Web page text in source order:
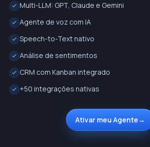
Multi-LLM: GPT, Claude e Gemini
Agente de voz com IA
Speech-to-Text nativo
Análise de sentimentos
CRM com Kanban integrado
+50 integrações nativas
Ativar meu Agente→